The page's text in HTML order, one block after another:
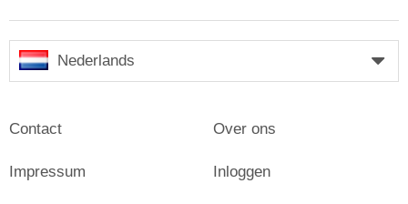
Nederlands
Contact
Impressum
Over ons
Inloggen